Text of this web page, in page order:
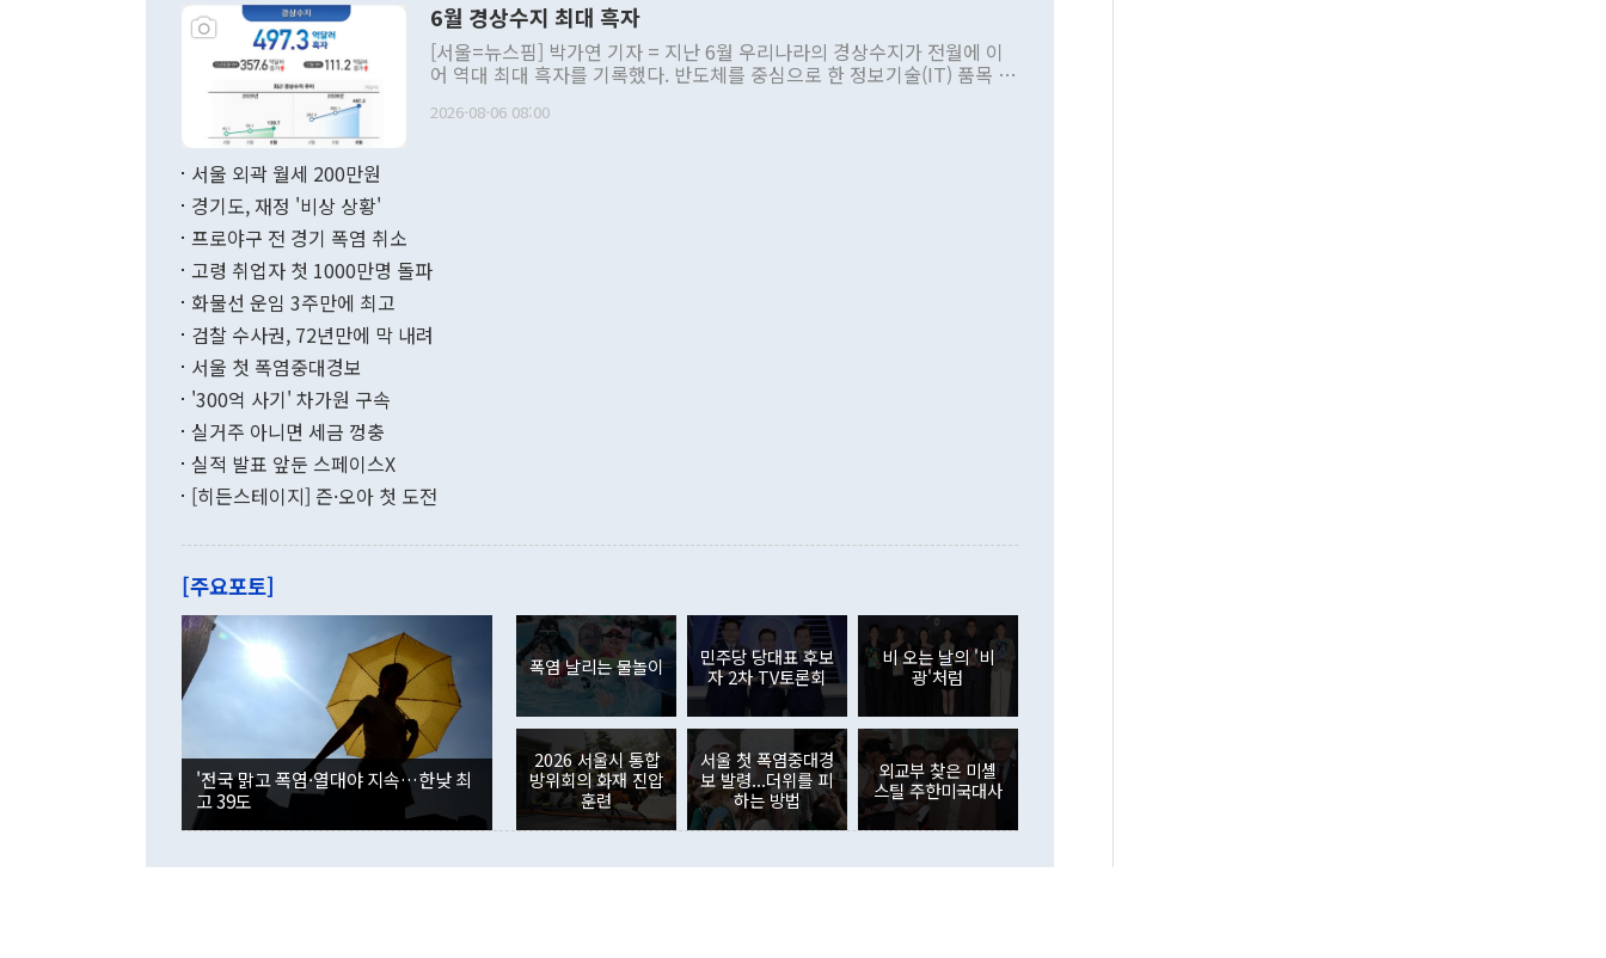
주의적 희망에 근거한 비현실적 구상'이라는 비판을 내놨다. 그동안 정 장
관의 대북 정책 관련 발언이 물의를 빚은 적은 여러 번 있지만 대통령과 유
관 부처 장관이 공개적으로 부정적 입장을 표명한 것은 이례적이다. 정 장
관의 무리한 대북 접근법과 월권을 제어해야 한다는 목소리도 높아지고 있
다. [정동영 통일부 장관이 지난달 23일 오후 서울 종로구 정부서울청사에
무너졌다고도 했다. 또 "현 시점에서 흘러간 선(先)비핵화만 되뇌는 것은
함께 4자 대화의 동력을 확보하기 위해 최선을 다할 것"이라고 말했다. 하
"우리의 선의대로 하는 게 과연 한반도의 평화와 안정에 플러스냐, 결론적
관은 업무보고 사후 브리핑에서 정 장관이 언급한 '4자 회담'에 대해 "이상
이 9월 러시아 블라디보스토크에서 열리는 '동방경제포럼(EEF)'을 언급하
며 "정부 차원에서 (참석을) 검토하고 있다"고 발언한 데 대해서도 조 장관
은 "그것은 외교부의 몫"이라며 "아직 거기까지 진도가 나가지 않았다"고
잘랐다. 정 장관이 이날 소개한 대북 구상과 설명은 정부 내 조율을 거치지
않았다는 점에서 문제가 있다. 특히 주적 표현 대체와 국호 사용, 9·19 군
사합의 복원, 4자회담 추진 등은 통일부 장관이 결정할 사안이 아니어서 월
권이라는 지적이 나오고 있다. 이 대통령은 정 장관의 업무보고를 듣고 난
뒤 "여기 업무보고에 발표했다고 승인난 건 아니다"라고 재차 확인했다. 정
부의 한 소식통은 "정 장관의 발언 내용은 대부분 국가안전보장회의(NSC)
를 거쳐 결정된 사안이 아닌 정 장관의 개인적 생각에 가깝다"며 "안보 관
련 부처 장관이 정부의 공식 정책이 아닌 사안을 추진하겠다고 업무보고를
하고 대통령의 면전에서 '국군통수권자가 나서야 한다'고 주장한 것은 심각
6월 경상수지 최대 흑자
[서울=뉴스핌] 박가연 기자 = 지난 6월 우리나라의 경상수지가 전월에 이
어 역대 최대 흑자를 기록했다. 반도체를 중심으로 한 정보기술(IT) 품목 수
료=한국은행] 한국은행이 6일 발표한 '2026년 6월 국제수지(잠정)'에 따르
며 월간 기준 처음으로 1000억달러를 넘어섰다. 상품수입은 644억8000만
196.9% 급증했고 컴퓨터·주변기기(SSD)는 282.7% 증가했다. IT 품목
수출은 160.4% 늘었으며 비IT 품목도 ▲석유제품(47.5%) ▲화공품
기록했지만 지식재산권사용료수지는 전월 흑자에서 4억4000만달러 적자
로 전환됐다. 본원소득수지는 배당소득을 중심으로 32억7000만달러 흑자
는 배당수입이 늘어난 데다 전월 분기배당에 따른 기저효과로 배당지급이
였던 올해 3월(369억9000만달러)을 넘어선 것이다. 직접투자에서는 내국
인의 해외투자가 80억1000만달러, 외국인의 국내투자가 46억3000만달러
각각 증가했다. 증권투자에서는 외국인의 국내 주식 매도세가 이어졌다. 외
국인의 국내 주식 투자는 차익실현 매도 등의 영향으로 316억1000만달러
감소하며 전월(-310억5000만달러)에 이어 역대 최대 순매도 기록을 다시
경신했다. 외국인의 국내 채권투자는 세계국채지수(WGBI) 자금 유입에도
분기 말 만기도래 영향으로 증가 폭이 줄어든 52억9000만달러를 기록했
다. 내국인의 해외 증권투자는 주식을 중심으로 35억6000만달러 증가했
다. eoyn2@newspim.com
2026-08-06 08:00
서울 외곽 월세 200만원
경기도, 재정 '비상 상황'
프로야구 전 경기 폭염 취소
고령 취업자 첫 1000만명 돌파
화물선 운임 3주만에 최고
검찰 수사권, 72년만에 막 내려
서울 첫 폭염중대경보
'300억 사기' 차가원 구속
실거주 아니면 세금 껑충
실적 발표 앞둔 스페이스X
[히든스테이지] 즌·오아 첫 도전
[주요포토]
'전국 맑고 폭염·열대야 지속…한낮 최
고 39도
폭염 날리는 물놀이
민주당 당대표 후보
자 2차 TV토론회
비 오는 날의 '비
광'처럼
2026 서울시 통합
방위회의 화재 진압
훈련
서울 첫 폭염중대경
보 발령...더위를 피
하는 방법
외교부 찾은 미셸
스틸 주한미국대사